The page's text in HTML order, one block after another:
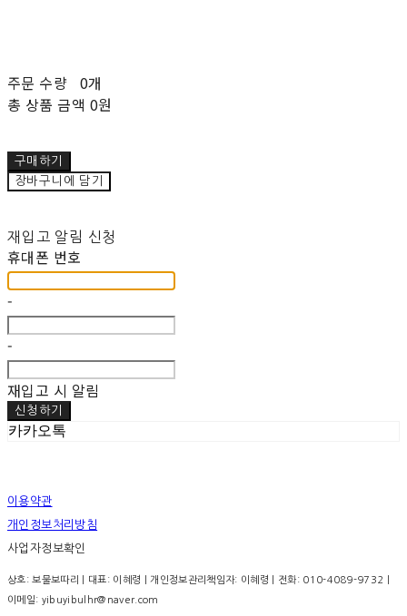
주문 수량 0개
총 상품 금액 0원
구매하기
장바구니에 담기
재입고 알림 신청
휴대폰 번호
-
-
재입고 시 알림
신청하기
카카오톡
이용약관
개인정보처리방침
사업자정보확인
상호: 보물보따리 | 대표: 이혜령 | 개인정보관리책임자: 이혜령 | 전화: 010-4089-9732 |
이메일: yibuyibulhr@naver.com